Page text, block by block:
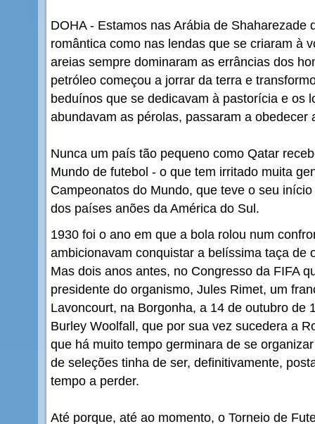
DOHA - Estamos nas Arábia de Shaharezade
romântica como nas lendas que se criaram à
areias sempre dominaram as errâncias dos
petróleo começou a jorrar da terra e
beduínos que se dedicavam à pastorícia e os
abundavam as pérolas, passaram a obedecer
Nunca um país tão pequeno como Qatar
Mundo de futebol - o que tem irritado muita
Campeonatos do Mundo, que teve o seu
dos países anões da América do Sul.
1930 foi o ano em que a bola rolou num
ambicionavam conquistar a belíssima taça de
Mas dois anos antes, no Congresso da FIFA
presidente do organismo, Jules Rimet, um
Lavoncourt, na Borgonha, a 14 de outubro de
Burley Woolfall, que por sua vez sucedera a
que há muito tempo germinara de se
de seleções tinha de ser, definitivamente,
tempo a perder.
Até porque, até ao momento, o Torneio de